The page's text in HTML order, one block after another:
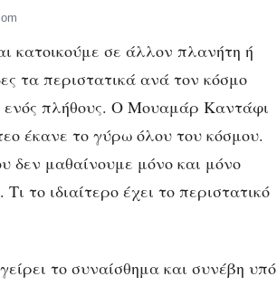
κατοικούμε σε άλλον πλανήτη ή
τα περιστατικά ανά τον κόσμο
ενός πλήθους. Ο Μουαμάρ Καντάφι
έκανε το γύρω όλου του κόσμου.
δεν μαθαίνουμε μόνο και μόνο
το ιδιαίτερο έχει το περιστατικό
το συναίσθημα και συνέβη υπό